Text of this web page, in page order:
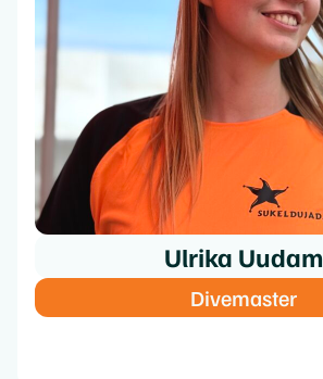
Ulrika Uudam
Divemaster